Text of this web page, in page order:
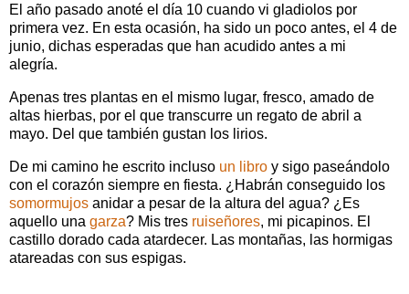
El año pasado anoté el día 10 cuando vi gladiolos por
primera vez. En esta ocasión, ha sido un poco antes, el 4 de
junio, dichas esperadas que han acudido antes a mi
alegría.
Apenas tres plantas en el mismo lugar, fresco, amado de
altas hierbas, por el que transcurre un regato de abril a
mayo. Del que también gustan los lirios.
De mi camino he escrito incluso un libro y sigo paseándolo
con el corazón siempre en fiesta. ¿Habrán conseguido los
somormujos anidar a pesar de la altura del agua? ¿Es
aquello una garza? Mis tres ruiseñores, mi picapinos. El
castillo dorado cada atardecer. Las montañas, las hormigas
atareadas con sus espigas.